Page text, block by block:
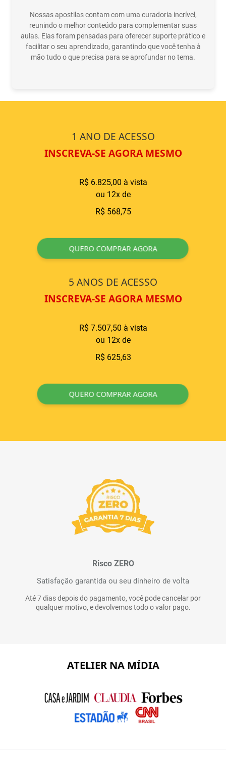
Nossas apostilas contam com uma curadoria incrível,
reunindo o melhor conteúdo para complementar suas
aulas. Elas foram pensadas para oferecer suporte prático e
facilitar o seu aprendizado, garantindo que você tenha à
mão tudo o que precisa para se aprofundar no tema.
1 ANO DE ACESSO
INSCREVA-SE AGORA MESMO
R$ 6.825,00 à vista
ou 12x de
R$ 568,75
QUERO COMPRAR AGORA
5 ANOS DE ACESSO
INSCREVA-SE AGORA MESMO
R$ 7.507,50 à vista
ou 12x de
R$ 625,63
QUERO COMPRAR AGORA
Risco ZERO
Satisfação garantida ou seu dinheiro de volta
Até 7 dias depois do pagamento, você pode cancelar por
qualquer motivo, e devolvemos todo o valor pago.
ATELIER NA MÍDIA